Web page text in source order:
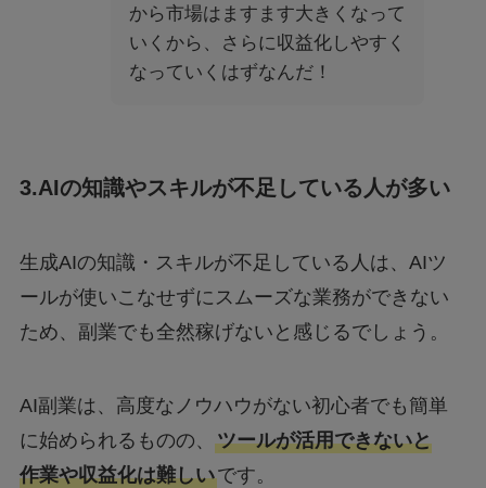
から市場はますます大きくなって
いくから、さらに収益化しやすく
なっていくはずなんだ！
3.AIの知識やスキルが不足している人が多い
生成AIの知識・スキルが不足している人は、AIツ
ールが使いこなせずにスムーズな業務ができない
ため、副業でも全然稼げないと感じるでしょう。
AI副業は、高度なノウハウがない初心者でも簡単
に始められるものの、 ツールが活用できないと
作業や収益化は難しいです。